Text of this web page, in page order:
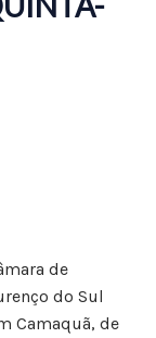
de
do Sul
Camaquã, de